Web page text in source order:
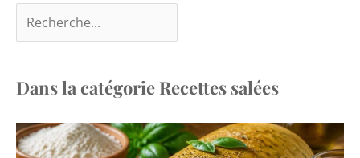
Dans la catégorie Recettes salées